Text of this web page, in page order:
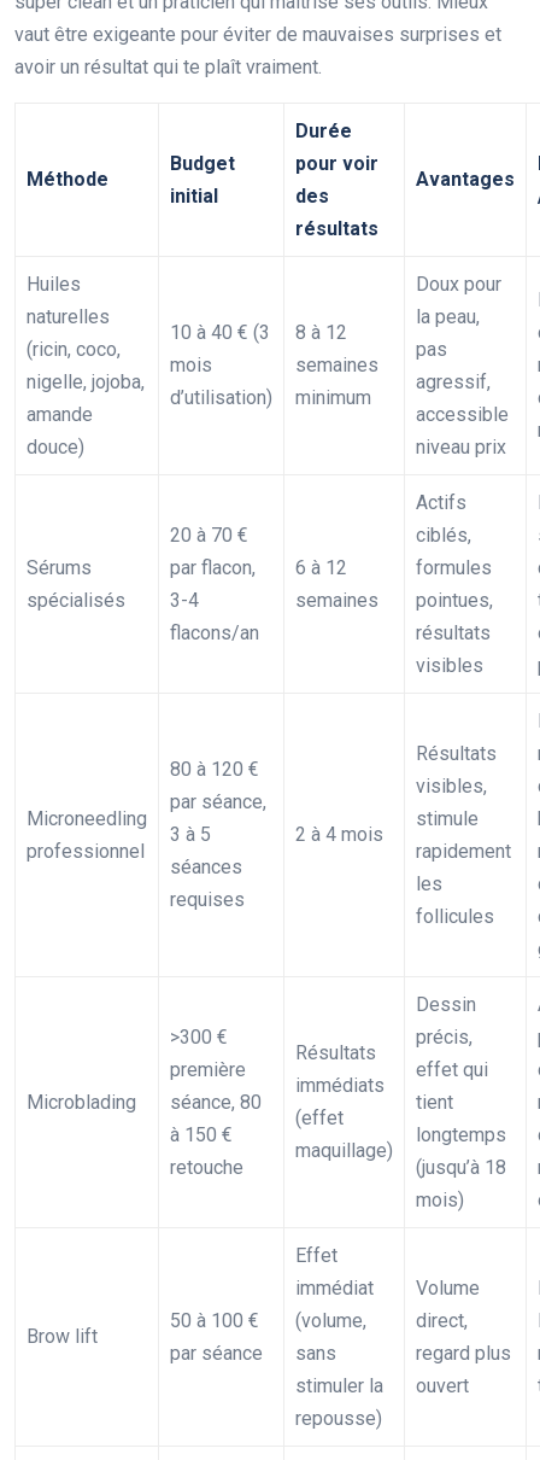
vaut être exigeante pour éviter de mauvaises surprises et
avoir un résultat qui te plaît vraiment.
Méthode
Budget
initial
Durée
pour voir
des
résultats
Avantages
Huiles
naturelles
(ricin, coco,
nigelle, jojoba,
amande
douce)
10 à 40 € (3
mois
d’utilisation)
8 à 12
semaines
minimum
Doux pour
la peau,
pas
agressif,
accessible
niveau prix
Sérums
spécialisés
20 à 70 €
par flacon,
3-4
flacons/an
6 à 12
semaines
Actifs
ciblés,
formules
pointues,
résultats
visibles
Microneedling
professionnel
80 à 120 €
par séance,
3 à 5
séances
requises
2 à 4 mois
Résultats
visibles,
stimule
rapidement
les
follicules
Microblading
>300 €
première
séance, 80
à 150 €
retouche
Résultats
immédiats
(effet
maquillage)
Dessin
précis,
effet qui
tient
longtemps
(jusqu’à 18
mois)
Brow lift
50 à 100 €
par séance
Effet
immédiat
(volume,
sans
stimuler la
repousse)
Volume
direct,
regard plus
ouvert